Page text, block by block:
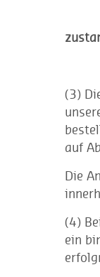
(3)
auf
Die
(4)
ein